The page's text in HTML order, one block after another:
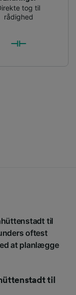
tog til
rådighed
til
oftest
at planlægge
til